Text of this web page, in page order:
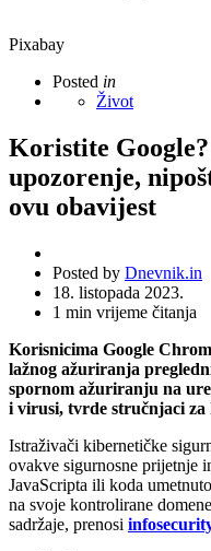
Pixabay
Posted in
Život
Koristite
upozorenje,
ovu obavijest
Posted by Dnevnik.in
18. listopada 2023.
1 min vrijeme čitanja
Korisnicima Google
lažnog ažuriranja
spornom ažuriranju na
i virusi, tvrde stručnjaci
Istraživači kibernetičke
ovakve sigurnosne prijetnje
JavaScripta ili koda
na svoje kontrolirane
sadržaje, prenosi